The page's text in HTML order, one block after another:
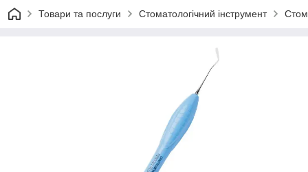
Товари та послуги Стоматологічний інструмент